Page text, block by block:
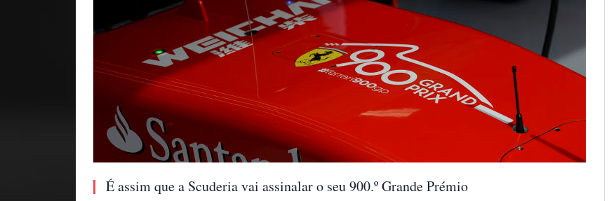
É assim que a Scuderia vai assinalar o seu 900.º Grande Prémio